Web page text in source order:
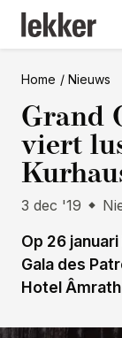
Home Nieuws
Grand
viert
3 dec '19
Op 26
Gala des
Hotel